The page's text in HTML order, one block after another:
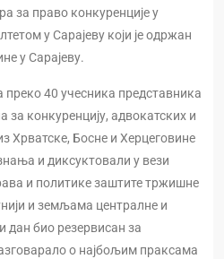
за право конкуренције у
у Сарајеву који је одржан
у Сарајеву.
преко 40 учесника представника
за конкуренцију, адвокатских и
Хрватске, Босне и Херцеговине
и диксуктовали у вези
и политике заштите тржишне
и земљама централне и
дан био резервисан за
о најбољим праксама